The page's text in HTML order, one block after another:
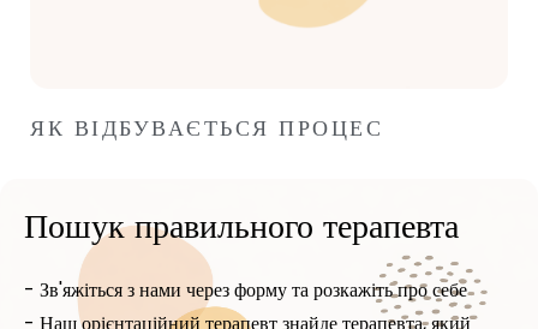
ЯК ВІДБУВАЄТЬСЯ ПРОЦЕС
Пошук правильного терапевта
- Зв'яжіться з нами через форму та розкажіть про себе